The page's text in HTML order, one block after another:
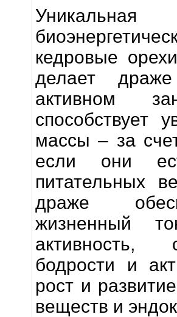
Уникальная
кедровые
делает
активном
способствует
массы – за
если они
питательных
драже
жизненный
активность,
бодрости и
рост и
веществ и